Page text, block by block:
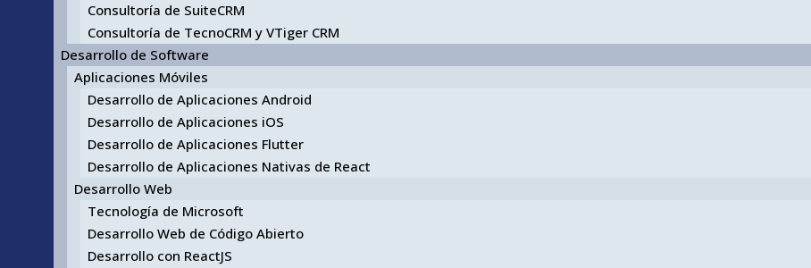
Consultoría de SuiteCRM
Consultoría de TecnoCRM y VTiger CRM
Desarrollo de Software
Aplicaciones Móviles
Desarrollo de Aplicaciones Android
Desarrollo de Aplicaciones iOS
Desarrollo de Aplicaciones Flutter
Desarrollo de Aplicaciones Nativas de React
Desarrollo Web
Tecnología de Microsoft
Desarrollo Web de Código Abierto
Desarrollo con ReactJS